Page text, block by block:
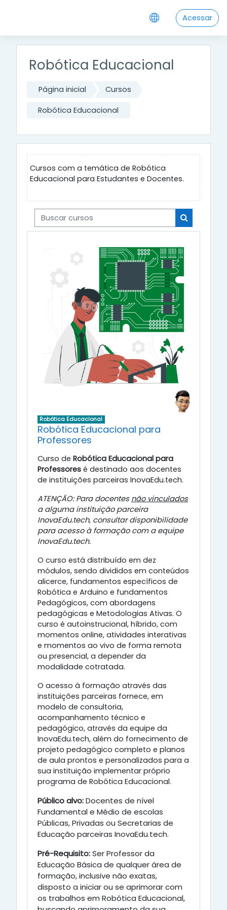
Acessar
Robótica Educacional
Página inicial Cursos
Robótica Educacional
Cursos com a temática de Robótica
Educacional para Estudantes e Docentes.
Buscar cursos
Buscar
Robótica Educacional
Robótica Educacional para
Professores
Curso de Robótica Educacional para
Professores é destinado aos docentes
de instituições parceiras InovaEdu.tech.
ATENÇÃO: Para docentes não vinculados
a alguma instituição parceira
InovaEdu.tech, consultar disponibilidade
para acesso à formação com a equipe
InovaEdu.tech.
O curso está distribuído em dez
módulos, sendo divididos em conteúdos
alicerce, fundamentos específicos de
Robótica e Arduino e fundamentos
Pedagógicos, com abordagens
pedagógicas e Metodologias Ativas. O
curso é autoinstrucional, híbrido, com
momentos online, atividades interativas
e momentos ao vivo de forma remota
ou presencial, a depender da
modalidade cotratada.
O acesso à formação através das
instituições parceiras fornece, em
modelo de consultoria,
acompanhamento técnico e
pedagógico, através da equipe da
InovaEdu.tech, além do fornecimento de
projeto pedagógico completo e planos
de aula prontos e personalizados para a
sua instituição implementar próprio
programa de Robótica Educacional.
Público alvo:Docentes de nível
Fundamental e Médio de escolas
Públicas, Privadas ou Secretarias de
Educação parceiras InovaEdu.tech.
Pré-Requisito:Ser Professor da
Educação Básica de qualquer área de
formação, inclusive não exatas,
disposto a iniciar ou se aprimorar com
os trabalhos em Robótica Educacional,